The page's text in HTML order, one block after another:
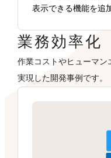
表示できる機能を追
業務効率化
作業コストやヒューマン
実現した開発事例です。